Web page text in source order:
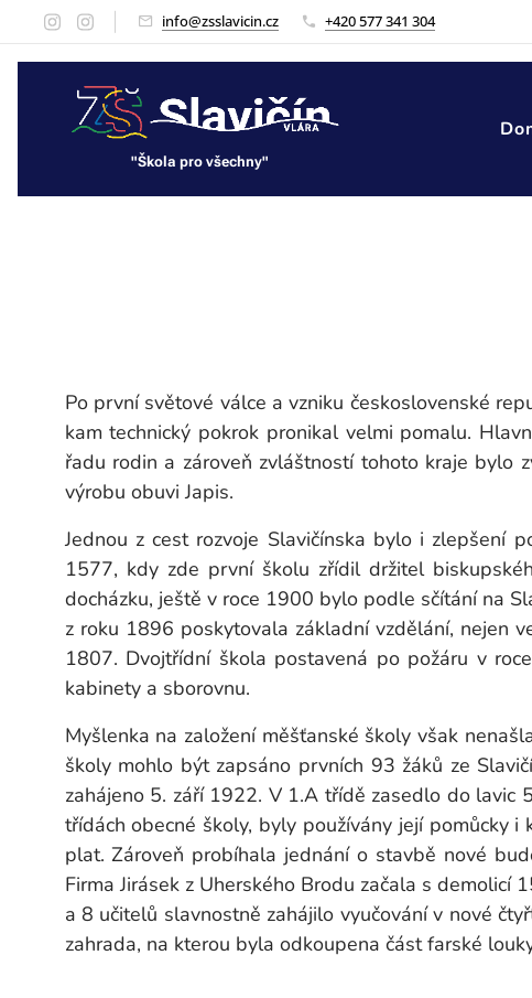
info@zsslavicin.cz +420 577 341 304
"Škola pro všechny"
Po první světové válce a vzniku československé
kam technický pokrok pronikal velmi pomalu.
řadu rodin a zároveň zvláštností tohoto kraje bylo
výrobu obuvi Japis.
Jednou z cest rozvoje Slavičínska bylo i zlepšení
1577, kdy zde první školu zřídil držitel
docházku, ještě v roce 1900 bylo podle sčítání na
z roku 1896 poskytovala základní vzdělání, nejen
1807. Dvojtřídní škola postavená po požáru v
kabinety a sborovnu.
Myšlenka na založení měšťanské školy však
školy mohlo být zapsáno prvních 93 žáků ze
zahájeno 5. září 1922. V 1.A třídě zasedlo do lavic
třídách obecné školy, byly používány její pomůcky
plat. Zároveň probíhala jednání o stavbě nové
Firma Jirásek z Uherského Brodu začala s demolicí
a 8 učitelů slavnostně zahájilo vyučování v nové
zahrada, na kterou byla odkoupena část farské